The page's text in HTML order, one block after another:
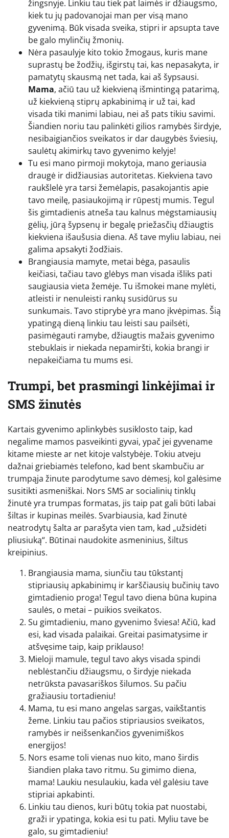
žingsnyje. Linkiu tau tiek pat laimės ir džiaugsmo,
kiek tu jų padovanojai man per visą mano
gyvenimą. Būk visada sveika, stipri ir apsupta tave
be galo mylinčių žmonių.
Nėra pasaulyje kito tokio žmogaus, kuris mane
suprastų be žodžių, išgirstų tai, kas nepasakyta, ir
pamatytų skausmą net tada, kai aš šypsausi.
Mama, ačiū tau už kiekvieną išmintingą patarimą,
už kiekvieną stiprų apkabinimą ir už tai, kad
visada tiki manimi labiau, nei aš pats tikiu savimi.
Šiandien noriu tau palinkėti gilios ramybės širdyje,
nesibaigiančios sveikatos ir dar daugybės šviesių,
saulėtų akimirkų tavo gyvenimo kelyje!
Tu esi mano pirmoji mokytoja, mano geriausia
draugė ir didžiausias autoritetas. Kiekviena tavo
raukšlelė yra tarsi žemėlapis, pasakojantis apie
tavo meilę, pasiaukojimą ir rūpestį mumis. Tegul
šis gimtadienis atneša tau kalnus mėgstamiausių
gėlių, jūrą šypsenų ir begalę priežasčių džiaugtis
kiekviena išaušusia diena. Aš tave myliu labiau, nei
galima apsakyti žodžiais.
Brangiausia mamyte, metai bėga, pasaulis
keičiasi, tačiau tavo glėbys man visada išliks pati
saugiausia vieta žemėje. Tu išmokei mane mylėti,
atleisti ir nenuleisti rankų susidūrus su
sunkumais. Tavo stiprybė yra mano įkvėpimas. Šią
ypatingą dieną linkiu tau leisti sau pailsėti,
pasimėgauti ramybe, džiaugtis mažais gyvenimo
stebuklais ir niekada nepamiršti, kokia brangi ir
nepakeičiama tu mums esi.
Trumpi, bet prasmingi linkėjimai ir
SMS žinutės
Kartais gyvenimo aplinkybės susiklosto taip, kad
negalime mamos pasveikinti gyvai, ypač jei gyvename
kitame mieste ar net kitoje valstybėje. Tokiu atveju
dažnai griebiamės telefono, kad bent skambučiu ar
trumpąja žinute parodytume savo dėmesį, kol galėsime
susitikti asmeniškai. Nors SMS ar socialinių tinklų
žinutė yra trumpas formatas, jis taip pat gali būti labai
šiltas ir kupinas meilės. Svarbiausia, kad žinutė
neatrodytų šalta ar parašyta vien tam, kad „užsidėti
pliusiuką“. Būtinai naudokite asmeninius, šiltus
kreipinius.
Brangiausia mama, siunčiu tau tūkstantį
stipriausių apkabinimų ir karščiausių bučinių tavo
gimtadienio proga! Tegul tavo diena būna kupina
saulės, o metai – puikios sveikatos.
Su gimtadieniu, mano gyvenimo šviesa! Ačiū, kad
esi, kad visada palaikai. Greitai pasimatysime ir
atšvęsime taip, kaip priklauso!
Mieloji mamule, tegul tavo akys visada spindi
neblėstančiu džiaugsmu, o širdyje niekada
netrūksta pavasariškos šilumos. Su pačiu
gražiausiu tortadieniu!
Mama, tu esi mano angelas sargas, vaikštantis
žeme. Linkiu tau pačios stipriausios sveikatos,
ramybės ir neišsenkančios gyvenimiškos
energijos!
Nors esame toli vienas nuo kito, mano širdis
šiandien plaka tavo ritmu. Su gimimo diena,
mama! Laukiu nesulaukiu, kada vėl galėsiu tave
stipriai apkabinti.
Linkiu tau dienos, kuri būtų tokia pat nuostabi,
graži ir ypatinga, kokia esi tu pati. Myliu tave be
galo, su gimtadieniu!